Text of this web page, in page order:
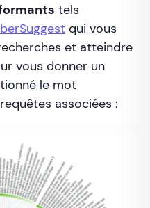
tels
qui vous
et atteindre
vous donner un
le mot
associées :